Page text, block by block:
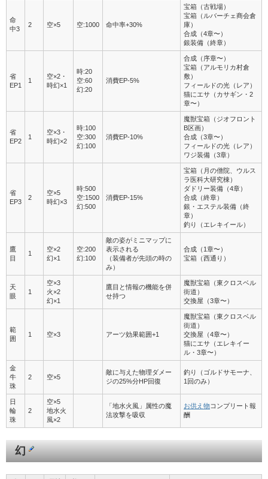
命
中3
2 空×5 空:1000 命中率+30%
宝箱（古戦場）
宝箱（ルバーチェ商会倉
庫）
合成（4章〜）
銀装備（終章）
省
EP1
1
空×2・
時幻×1
時:20
空:60
幻:20
消費EP-5%
合成（序章〜）
宝箱（アルモリカ村倉
敷）
フィールドの光（レア）
猫にエサ（カサギン・2
章〜）
省
EP2
1
空×3・
時幻×2
時:100
空:300
幻:100
消費EP-10%
魔獣宝箱（ジオフロント
B区画）
合成（3章〜）
フィールドの光（レア）
ワジ装備（3章）
省
EP3
2
空×5
時幻×3
時:500
空:1500
幻:500
消費EP-15%
宝箱（月の僧院、ウルス
ラ医科大研究棟）
ダドリー装備（4章）
合成（終章）
銀・エステル装備（終
章）
釣り（エレキイール）
鷹
目
1
空×2
幻×1
空:200
幻:100
敵の姿がミニマップに
表示される
（装備者が先頭の時の
み）
合成（1章〜）
宝箱（西通り）
天
眼
1
空×3
火×2
幻×1
鷹目と情報の機能を併
せ持つ
魔獣宝箱（東クロスベル
街道）
交換屋（3章〜）
範
囲
1 空×3 アーツ効果範囲+1
魔獣宝箱（東クロスベル
街道）
交換屋（4章〜）
猫にエサ（エレキイー
ル・3章〜）
金
牛
珠
2 空×5
敵に与えた物理ダメー
ジの25%分HP回復
釣り（ゴルドサモーナ、
1回のみ）
日
輪
珠
2
空×5
地水火
風×2
「地水火風」属性の魔
法攻撃を吸収
お供え物コンプリート報
酬
幻